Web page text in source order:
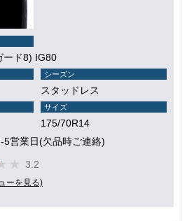
ード8) IG80
シーズン
スタッドレス
サイズ
175/70R14
5営業日(欠品時ご連絡)
3.2
ーを見る)